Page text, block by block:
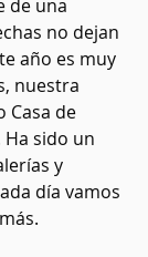
de una
no dejan
año es muy
nuestra
Casa de
Ha sido un
y
día vamos